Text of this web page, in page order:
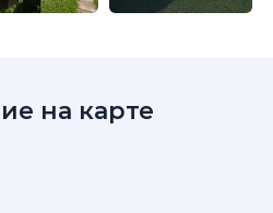
на карте